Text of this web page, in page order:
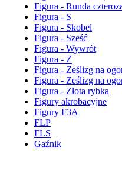
Figura - Runda
Figura - S
Figura - Skobel
Figura - Sześć
Figura - Wywrót
Figura - Z
Figura - Ześlizg na
Figura - Ześlizg na
Figura - Złota rybka
Figury akrobacyjne
Figury F3A
FLP
FLS
Gaźnik